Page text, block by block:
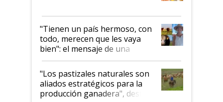
"Tienen un país hermoso, con
todo, merecen que les vaya
bien": el mensaje de una
ganadera uruguaya sobre las
oportunidades que se abren
para el agro en Argentina, con
foco en la carne
"Los pastizales naturales son
aliados estratégicos para la
producción ganadera", destaca